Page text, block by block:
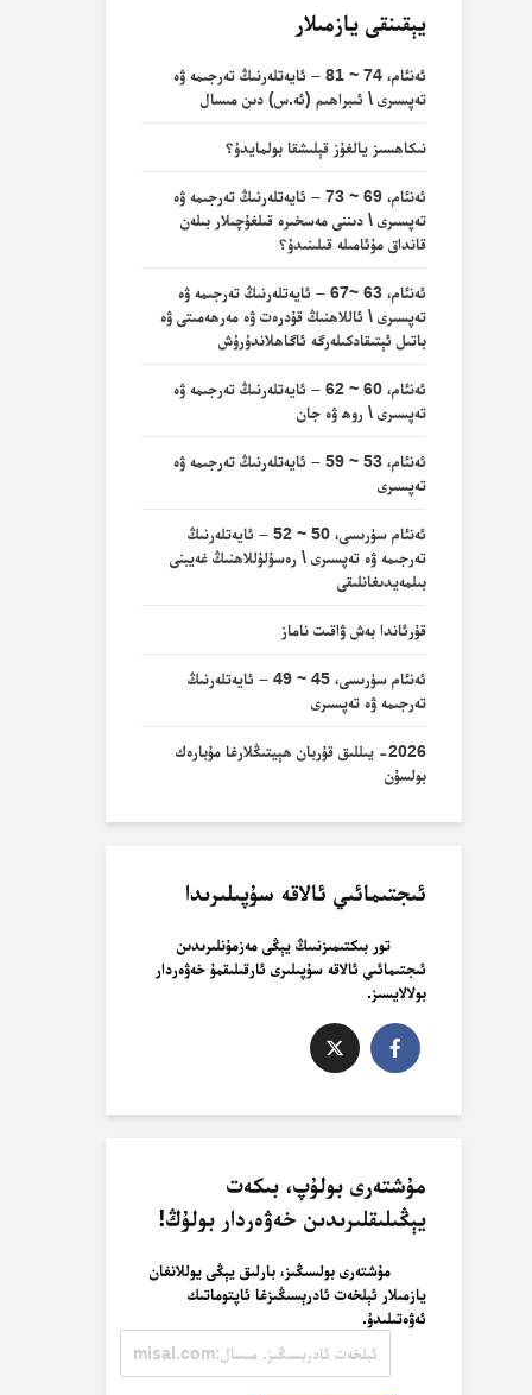
يېقىنقى يازمىلار
ئەنئام، 74 ~ 81 – ئايەتلەرنىڭ تەرجىمە ۋە
تەپسىرى \ ئىبراھىم (ئە.س) دىن مىسال
نىكاھسىز يالغۇز قېلىشقا بولمايدۇ؟
ئەنئام، 69 ~ 73 – ئايەتلەرنىڭ تەرجىمە ۋە
تەپسىرى \ دىننى مەسخىرە قىلغۇچىلار بىلەن
قانداق مۇئامىلە قىلىنىدۇ؟
ئەنئام، 63 ~67 – ئايەتلەرنىڭ تەرجىمە ۋە
تەپسىرى \ ئاللاھنىڭ قۇدرەت ۋە مەرھەمىتى ۋە
باتىل ئېتىقادكىلەرگە ئاگاھلاندۇرۇش
ئەنئام، 60 ~ 62 – ئايەتلەرنىڭ تەرجىمە ۋە
تەپسىرى \ روھ ۋە جان
ئەنئام، 53 ~ 59 – ئايەتلەرنىڭ تەرجىمە ۋە
تەپسىرى
ئەنئام سۈرىسى، 50 ~ 52 – ئايەتلەرنىڭ
تەرجىمە ۋە تەپسىرى \ رەسۇلۇللاھنىڭ غەيبنى
بىلمەيدىغانلىقى
قۇرئاندا بەش ۋاقىت ناماز
ئەنئام سۈرىسى، 45 ~ 49 – ئايەتلەرنىڭ
تەرجىمە ۋە تەپسىرى
2026- يىللىق قۇربان ھېيتىڭلارغا مۇبارەك
بولسۇن
ئىجتىمائىي ئالاقە سۇپىلىرىدا
تور بىكتىمىزنىىڭ يېڭى مەزمۇنلىرىدىن
ئىجتىمائىي ئالاقە سۇپىلىرى ئارقىلىقمۇ خەۋەردار
بولالايسىز.
مۇشتەرى بولۇپ، بىكەت
يېڭىلىقلىرىدىن خەۋەردار بولۇڭ!
مۇشتەرى بولسىڭىز، بارلىق يېڭى يوللانغان
يازمىلار ئېلخەت ئادرېسىڭىزغا ئاپتوماتىك
ئەۋەتىلىدۇ.
ئادرېسىڭىز.